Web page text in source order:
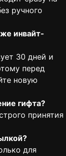
ручного
инвайт-
30 дней и
перед
новую
гифта?
принятия
для